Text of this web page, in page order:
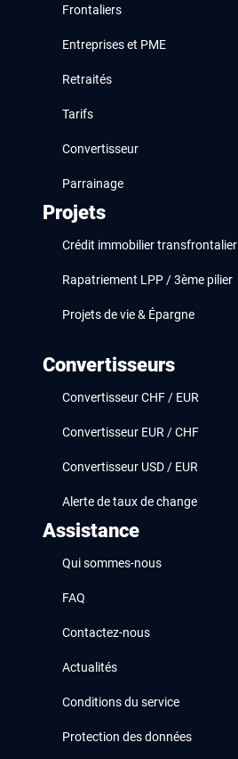
Frontaliers
Entreprises et PME
Retraités
Tarifs
Convertisseur
Parrainage
Projets
Crédit immobilier transfrontalier
Rapatriement LPP / 3ème pilier
Projets de vie & Épargne
Convertisseurs
Convertisseur CHF / EUR
Convertisseur EUR / CHF
Convertisseur USD / EUR
Alerte de taux de change
Assistance
Qui sommes-nous
FAQ
Contactez-nous
Actualités
Conditions du service
Protection des données